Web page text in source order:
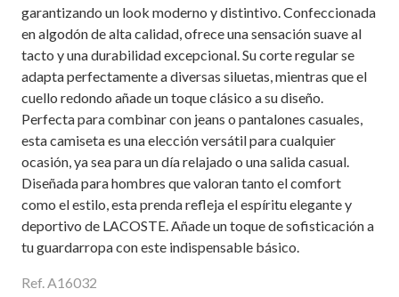
garantizando un look moderno y distintivo. Confeccionada
en algodón de alta calidad, ofrece una sensación suave al
tacto y una durabilidad excepcional. Su corte regular se
adapta perfectamente a diversas siluetas, mientras que el
cuello redondo añade un toque clásico a su diseño.
Perfecta para combinar con jeans o pantalones casuales,
esta camiseta es una elección versátil para cualquier
ocasión, ya sea para un día relajado o una salida casual.
Diseñada para hombres que valoran tanto el comfort
como el estilo, esta prenda refleja el espíritu elegante y
deportivo de LACOSTE. Añade un toque de sofisticación a
tu guardarropa con este indispensable básico.
Ref. A16032